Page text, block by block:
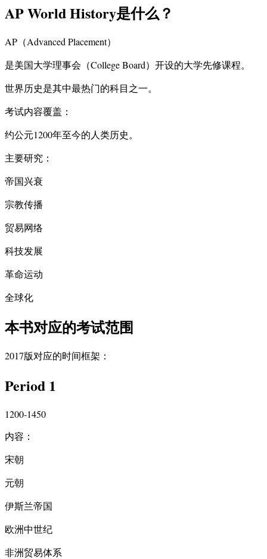
AP World History是什么？
AP（Advanced Placement）
是美国大学理事会（College Board）开设的大学先修课程。
世界历史是其中最热门的科目之一。
考试内容覆盖：
约公元1200年至今的人类历史。
主要研究：
帝国兴衰
宗教传播
贸易网络
科技发展
革命运动
全球化
本书对应的考试范围
2017版对应的时间框架：
Period 1
1200-1450
内容：
宋朝
元朝
伊斯兰帝国
欧洲中世纪
非洲贸易体系